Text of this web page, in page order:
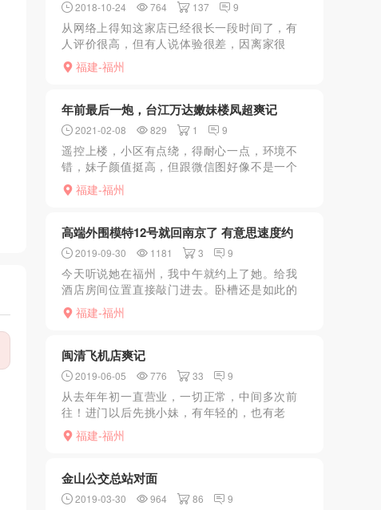
2018-10-24 764 137 9
从网络上得知这家店已经很长一段时间了，有
人评价很高，但有人说体验很差，因离家很
近，一直没有机会去体验（哈哈，主要是怕熟
人啊），最近还是忍不住去了一次，上楼必须
福建-福州
年前最后一炮，台江万达嫩妹楼凤超爽记
2021-02-08 829 1 9
遥控上楼，小区有点绕，得耐心一点，环境不
错，妹子颜值挺高，但跟微信图好像不是一个
人，好像是另外一起的小姐妹，小姐妹已经返
乡，她也快回去了。说是22岁，但感觉比22大
福建-福州
高端外围模特12号就回南京了 有意思速度约
2019-09-30 1181 3 9
今天听说她在福州，我中午就约上了她。给我
酒店房间位置直接敲门进去。卧槽还是如此的
漂亮、身高167，36C、一头长长的波浪卷发、
挺拔的鼻子、会放电的双眼。然后进去邀我坐
福建-福州
闽清飞机店爽记
2019-06-05 776 33 9
从去年年初一直营业，一切正常，中间多次前
往！进门以后先挑小妹，有年轻的，也有老
的，不说就会被自动安排。ml要说，如果很多
次，安全，态度也好，45分钟时间够量，性价
福建-福州
金山公交总站对面
2019-03-30 964 86 9